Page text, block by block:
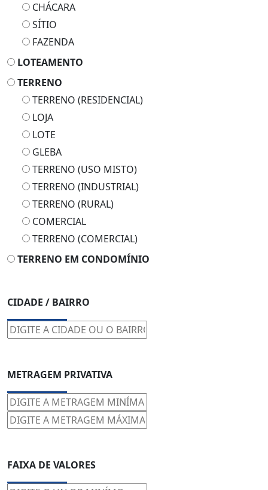
CHÁCARA
SÍTIO
FAZENDA
LOTEAMENTO
TERRENO
TERRENO (RESIDENCIAL)
LOJA
LOTE
GLEBA
TERRENO (USO MISTO)
TERRENO (INDUSTRIAL)
TERRENO (RURAL)
COMERCIAL
TERRENO (COMERCIAL)
TERRENO EM CONDOMÍNIO
CIDADE / BAIRRO
METRAGEM PRIVATIVA
FAIXA DE VALORES